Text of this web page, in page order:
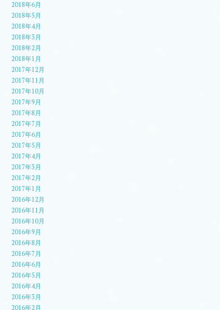
2018年6月
2018年5月
2018年4月
2018年3月
2018年2月
2018年1月
2017年12月
2017年11月
2017年10月
2017年9月
2017年8月
2017年7月
2017年6月
2017年5月
2017年4月
2017年3月
2017年2月
2017年1月
2016年12月
2016年11月
2016年10月
2016年9月
2016年8月
2016年7月
2016年6月
2016年5月
2016年4月
2016年3月
2016年2月